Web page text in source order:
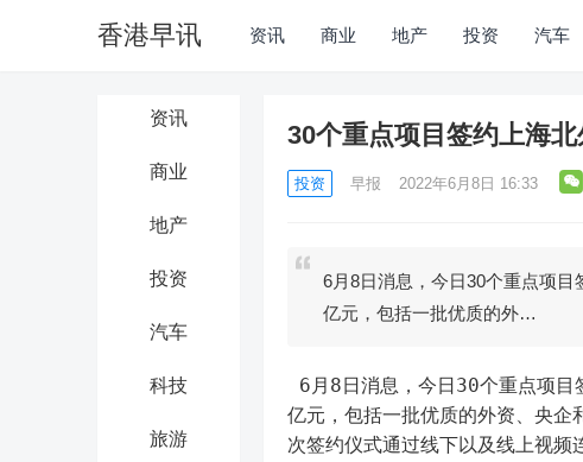
香港早讯 资讯 商业 地产 投资 汽车
资讯
商业
地产
投资
汽车
科技
旅游
30个重点项目签约上海
投资 早报 2022年6月8日 16:33
6月8日消息，今日30个重点项
亿元，包括一批优质的外…
亿元，包括一批优质的外资、央企
次签约仪式通过线下以及线上视